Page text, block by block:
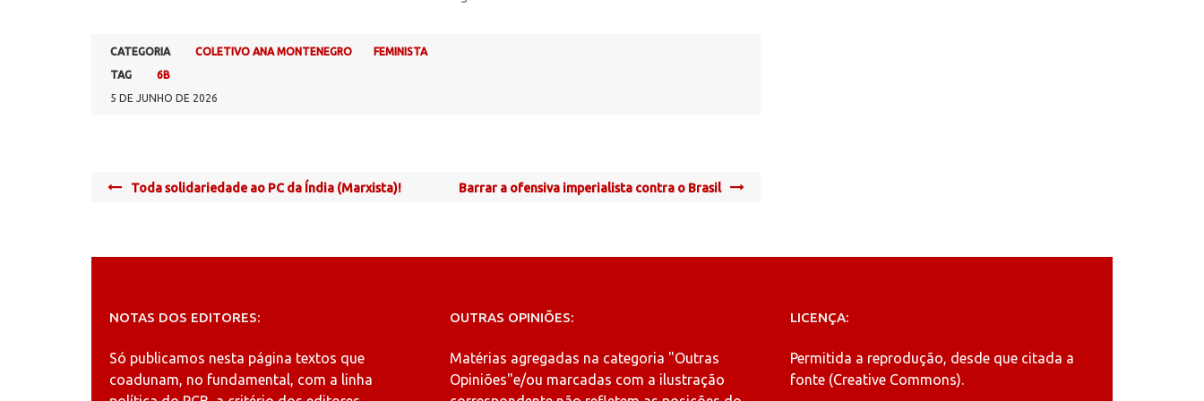
CATEGORIA COLETIVO ANA MONTENEGRO
FEMINISTA
TAG
6B
5 DE JUNHO DE 2026
PostToda solidariedade ao PC da Índia (Marxista)! Barrar a ofensiva imperialista contra o Brasil
NOTAS DOS EDITORES:
Só publicamos nesta página textos que
coadunam, no fundamental, com a linha
OUTRAS OPINIÕES:
Matérias agregadas na categoria "Outras
Opiniões"e/ou marcadas com a ilustração
LICENÇA:
Permitida a reprodução, desde que citada a
fonte (Creative Commons).